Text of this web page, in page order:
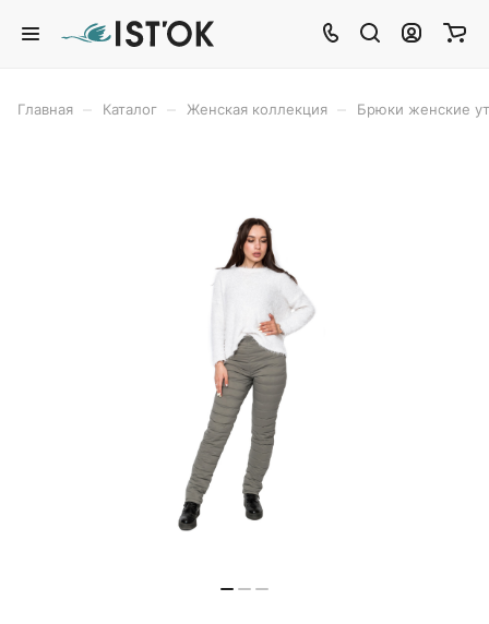
Главная Каталог Женская коллекция Брюки женские